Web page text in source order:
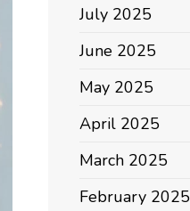
July 2025
June 2025
May 2025
April 2025
March 2025
February 2025